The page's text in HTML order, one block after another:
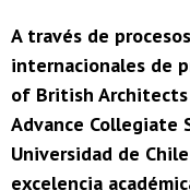
A través de
internacionales de
of British
Advance Collegiate
Universidad de
excelencia